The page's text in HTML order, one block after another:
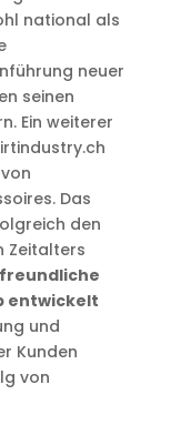
national als
neuer
seinen
Ein weiterer
Das
den
Zeitalters
entwickelt
und
Kunden
von